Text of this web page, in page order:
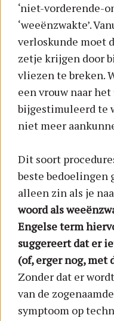
‘niet-vorderende-
‘weeënzwakte’.
verloskunde moet
zetje krijgen door
vliezen te breken.
een vrouw naar
bijgestimuleerd te
niet meer
Dit soort
beste bedoelingen
alleen zin als je
woord als
Engelse term
suggereert dat er
(of, erger nog, met
Zonder dat er
van de
symptoom op